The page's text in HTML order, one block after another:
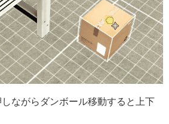
しながらダンボール移動すると上下